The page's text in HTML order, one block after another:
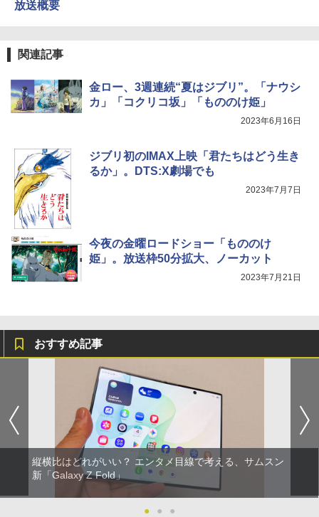
放送概要
関連記事
金ロー、3週連続“夏はジブリ”。「ナウシ
カ」「コクリコ坂」「もののけ姫」
2023年6月16日
ジブリ初のIMAX上映「君たちはどう生き
るか」。DTS:X劇場でも
2023年7月7日
今夜の金曜ロードショー「もののけ
姫」。放送枠50分拡大、ノーカット
2023年7月21日
おすすめ記事
縦横比はどれがいい？ エンタメ目線で考える、サムスン
新「Galaxy Z Fold」
● ● ●